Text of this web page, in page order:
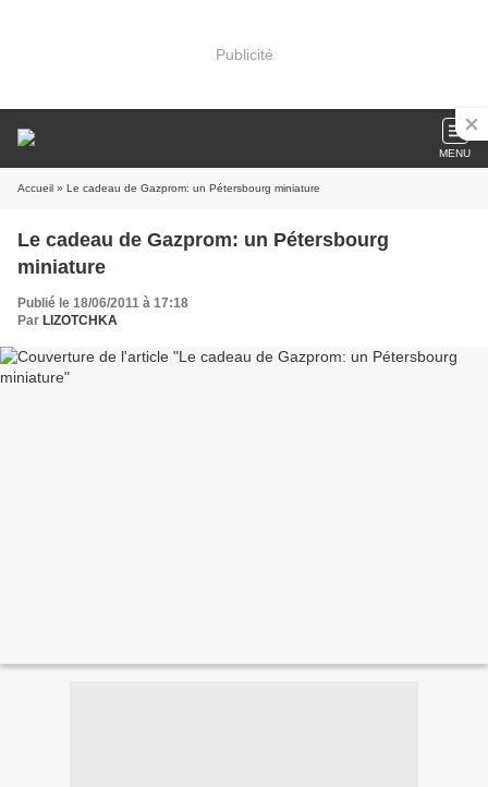
Publicité
MENU
Accueil » Le cadeau de Gazprom: un Pétersbourg miniature
Le cadeau de Gazprom: un Pétersbourg
miniature
Publié le 18/06/2011 à 17:18
Par LIZOTCHKA